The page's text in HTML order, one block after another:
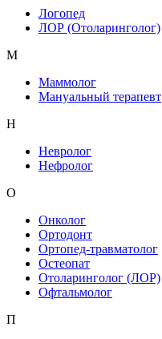
Логопед
ЛОР (Отоларинголог)
М
Маммолог
Мануальный терапевт
Н
Невролог
Нефролог
О
Онколог
Ортодонт
Ортопед-травматолог
Остеопат
Отоларинголог (ЛОР)
Офтальмолог
П